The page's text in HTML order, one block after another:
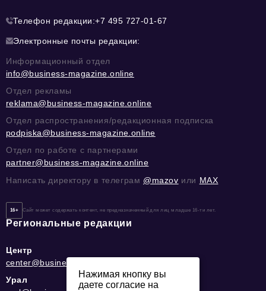
Телефон редакции:+7 495 727-01-67
Электронные почты редакции:
Информационный отдел
info@business-magazine.online
Отдел рекламы
reklama@business-magazine.online
Отдел распространения/редакционная подписка
podpiska@business-magazine.online
Отдел по работе с партнерами
partner@business-magazine.online
Написать директору в телеграм @mazov или MAX
16+ Сайт может содержать контент, не предназначенный для лиц младше 16-ти лет.
Региональные редакции
Центр
center@business-magazine.online
Урал
Нажимая кнопку вы
даете согласие на